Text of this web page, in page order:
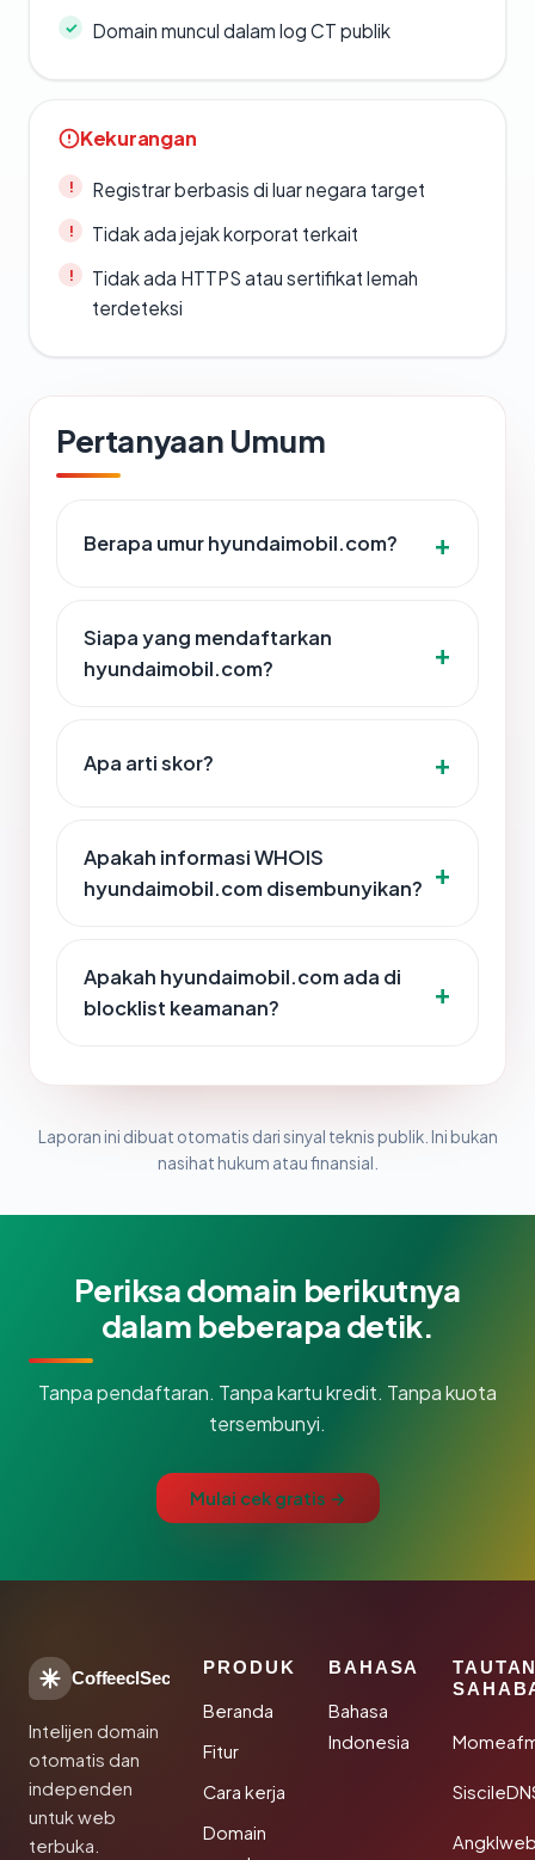
Domain muncul dalam log CT publik
Kekurangan
Registrar berbasis di luar negara target
Tidak ada jejak korporat terkait
Tidak ada HTTPS atau sertifikat lemah
terdeteksi
Pertanyaan Umum
Berapa umur hyundaimobil.com?
Siapa yang mendaftarkan
hyundaimobil.com?
Apa arti skor?
Apakah informasi WHOIS
hyundaimobil.com disembunyikan?
Apakah hyundaimobil.com ada di
blocklist keamanan?
Laporan ini dibuat otomatis dari sinyal teknis publik. Ini bukan
nasihat hukum atau finansial.
Periksa domain berikutnya
dalam beberapa detik.
Tanpa pendaftaran. Tanpa kartu kredit. Tanpa kuota
tersembunyi.
Mulai cek gratis →
CoffeeclSec
Intelijen domain
otomatis dan
independen
untuk web
terbuka.
PRODUK
Beranda
Fitur
Cara kerja
Domain
BAHASA
Bahasa
Indonesia